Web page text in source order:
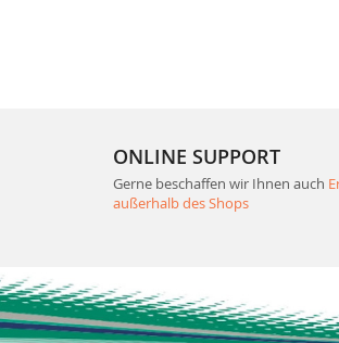
ONLINE SUPPORT
Gerne beschaffen wir Ihnen auch
außerhalb des Shops